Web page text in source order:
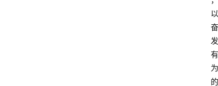
以
奋
发
有
为
的